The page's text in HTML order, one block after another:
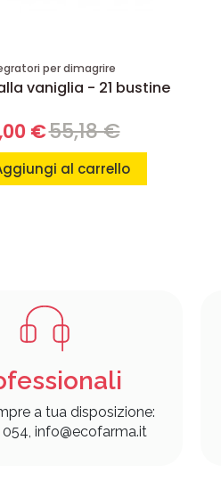
per dimagrire
vaniglia - 21 bustine
€55,18 €
al carrello
a tua disposizione:
info@ecofarma.it